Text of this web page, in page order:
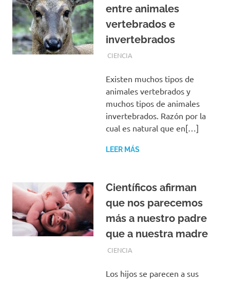
entre animales
vertebrados e
invertebrados
SEPTIEMBRE 29, 2019
REDACCIONES
CIENCIA
Existen muchos tipos de
animales vertebrados y
muchos tipos de animales
invertebrados. Razón por la
cual es natural que en[…]
LEER MÁS
Científicos afirman
que nos parecemos
más a nuestro padre
que a nuestra madre
AGOSTO 11, 2019
REDACCIONES
CIENCIA
Los hijos se parecen a sus